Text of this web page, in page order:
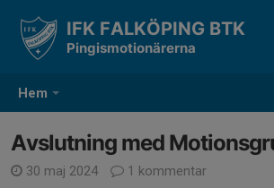
Hem
IFK FALKÖPING BTK
Pingismotionärerna
Avslutning med
30 maj 2024
1 kommentar